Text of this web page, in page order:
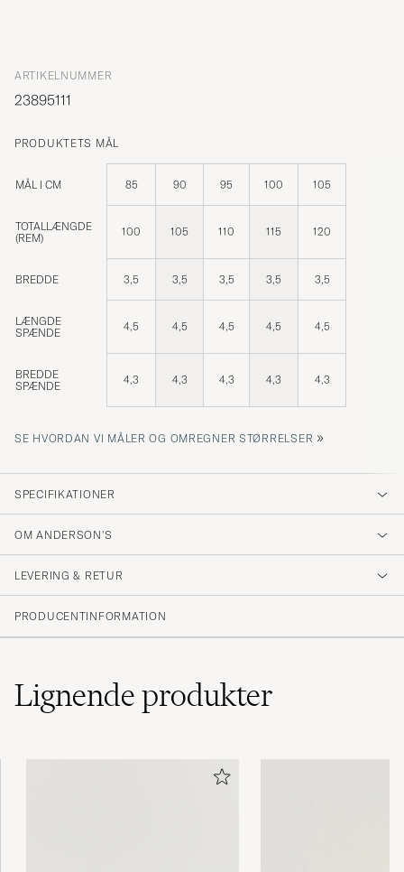
ARTIKELNUMMER
23895111
PRODUKTETS MÅL
MÅL I CM 85 90 95 100 105
TOTALLÆNGDE
(REM)
100 105 110 115 120
BREDDE 3,5 3,5 3,5 3,5 3,5
LÆNGDE
SPÆNDE
4,5 4,5 4,5 4,5 4,5
BREDDE
SPÆNDE
4,3 4,3 4,3 4,3 4,3
SE HVORDAN VI MÅLER OG OMREGNER STØRRELSER »
SPECIFIKATIONER
OM ANDERSON'S
LEVERING & RETUR
PRODUCENTINFORMATION
Lignendeprodukter